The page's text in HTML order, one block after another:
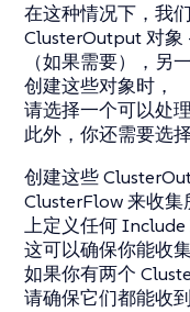
在这种情况下，我
ClusterOutput对象
（如果需要），另
创建这些对象时，
请选择一个可以处
此外，你还需要选
创建这些
ClusterFlow来收集
上定义任何Include
这可以确保你能收
如果你有两个
请确保它们都能收到